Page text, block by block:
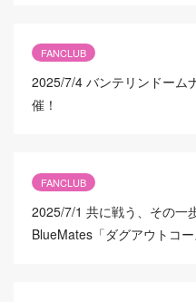
FANCLUB
2025/7/4 バンテリンドーム
催！
FANCLUB
2025/7/1 共に戦う、その一
BlueMates「ダグアウトコ